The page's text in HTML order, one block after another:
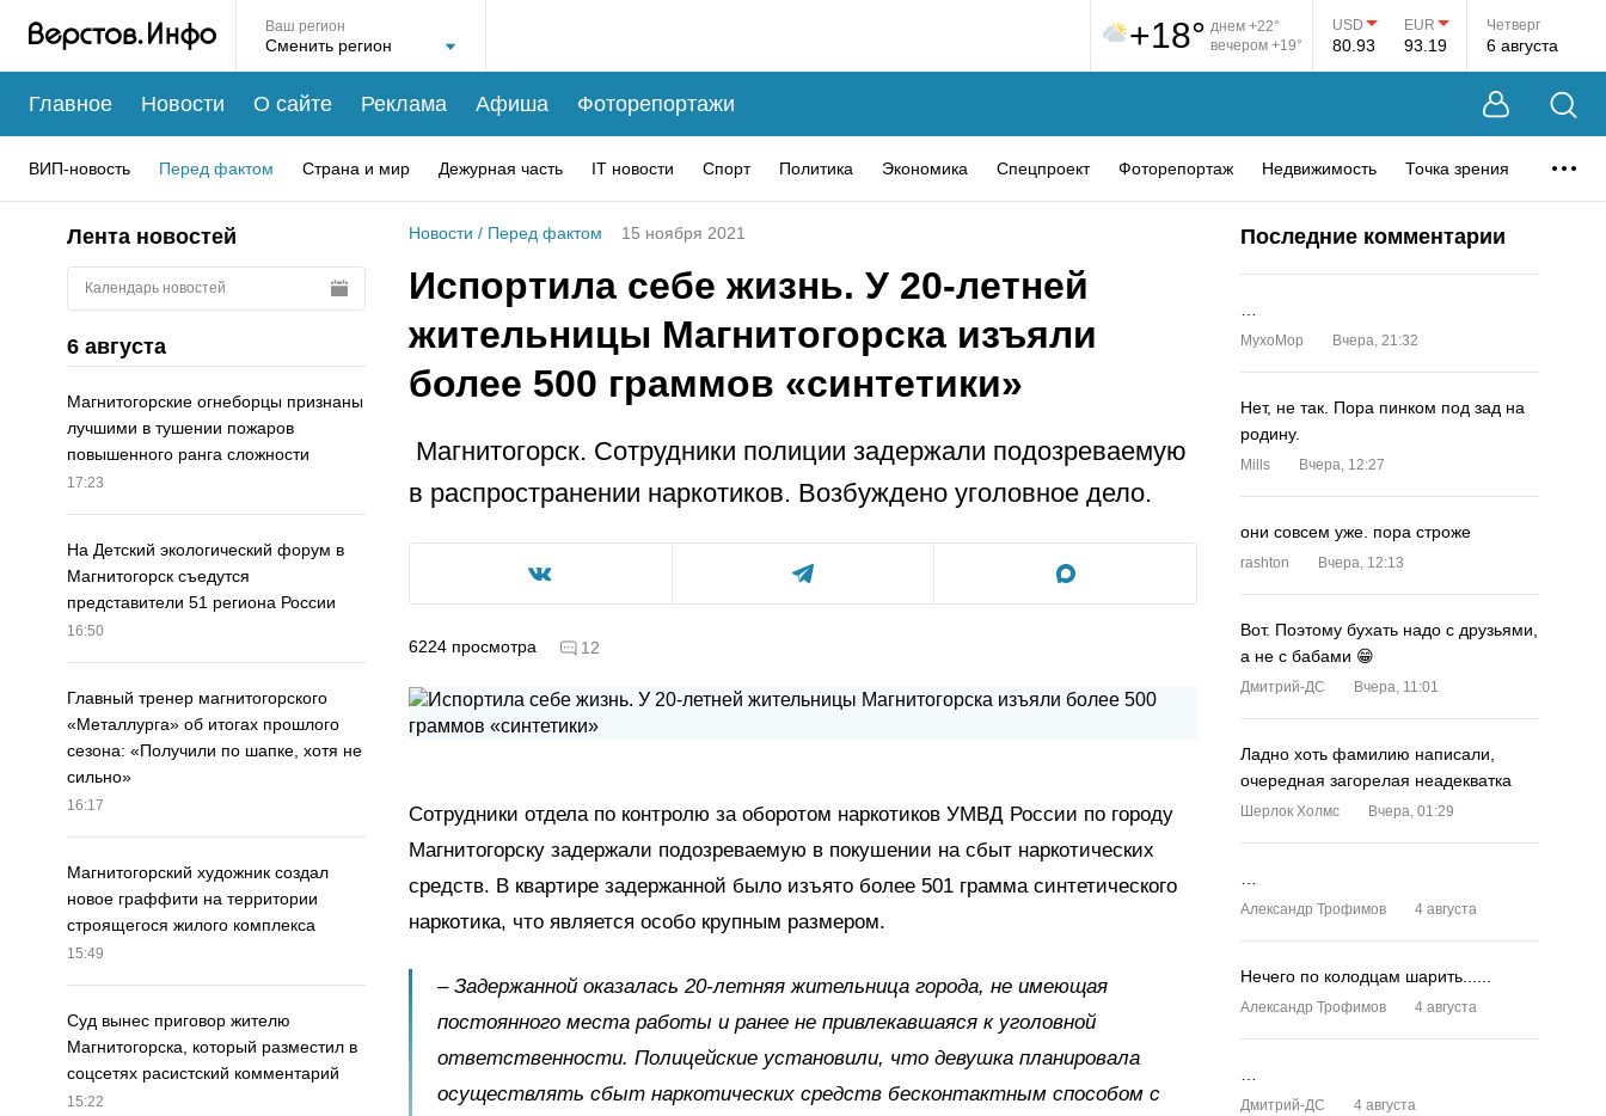
Ваш регион +18° днем +22°
вечером +19°
USD
80.93
EUR
93.19
Четверг
6 августа
Главное Новости О сайте Реклама Афиша Фоторепортажи
ВИП-новость Перед фактом Страна и мир Дежурная часть IT новости Спорт Политика Экономика Спецпроект Фоторепортаж Недвижимость Точка зрения
Лента новостей
Календарь новостей
6 августа
Магнитогорские огнеборцы признаны
лучшими в тушении пожаров
повышенного ранга сложности
17:23
На Детский экологический форум в
Магнитогорск съедутся
представители 51 региона России
16:50
Главный тренер магнитогорского
«Металлурга» об итогах прошлого
сезона: «Получили по шапке, хотя не
сильно»
16:17
Магнитогорский художник создал
новое граффити на территории
строящегося жилого комплекса
15:49
Суд вынес приговор жителю
Магнитогорска, который разместил в
соцсетях расистский комментарий
15:22
Новости / Перед фактом 15 ноября 2021
Испортила себе жизнь. У 20-летней
жительницы Магнитогорска изъяли
более 500 граммов «синтетики»
Магнитогорск. Сотрудники полиции задержали подозреваемую
в распространении наркотиков. Возбуждено уголовное дело.
6224 просмотра 12
Сотрудники отдела по контролю за оборотом наркотиков УМВД России по городу
Магнитогорску задержали подозреваемую в покушении на сбыт наркотических
средств. В квартире задержанной было изъято более 501 грамма синтетического
наркотика, что является особо крупным размером.
– Задержанной оказалась 20-летняя жительница города, не имеющая
постоянного места работы и ранее не привлекавшаяся к уголовной
ответственности. Полицейские установили, что девушка планировала
осуществлять сбыт наркотических средств бесконтактным способом с
Последние комментарии
MyxoMop Вчера, 21:32
Нет, не так. Пора пинком под зад на
родину.
Mills Вчера, 12:27
они совсем уже. пора строже
rashton Вчера, 12:13
Вот. Поэтому бухать надо с друзьями,
а не с бабами 😁
Дмитрий-ДС Вчера, 11:01
Ладно хоть фамилию написали,
очередная загорелая неадекватка
Шерлок Холмс Вчера, 01:29
Александр Трофимов 4 августа
Нечего по колодцам шарить......
Александр Трофимов 4 августа
Дмитрий-ДС 4 августа